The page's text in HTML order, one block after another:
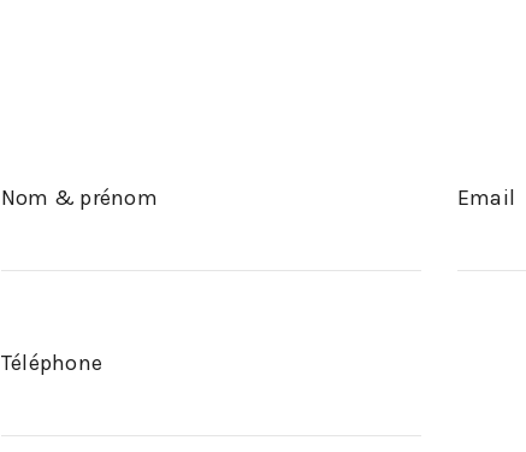
Nom & prénom Email
Téléphone